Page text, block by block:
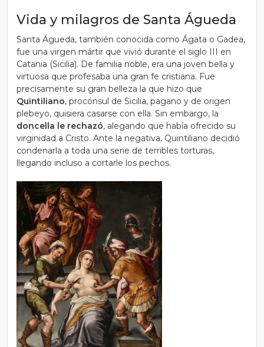
Vida y milagros de Santa Águeda
Santa Águeda, también conocida como Ágata o Gadea,
fue una virgen mártir que vivió durante el siglo III en
Catania (Sicilia). De familia noble, era una joven bella y
virtuosa que profesaba una gran fe cristiana. Fue
precisamente su gran belleza la que hizo que
Quintiliano, procónsul de Sicilia, pagano y de origen
plebeyo, quisiera casarse con ella. Sin embargo, la
doncella le rechazó, alegando que había ofrecido su
virginidad a Cristo. Ante la negativa, Quintiliano decidió
condenarla a toda una serie de terribles torturas,
llegando incluso a cortarle los pechos.